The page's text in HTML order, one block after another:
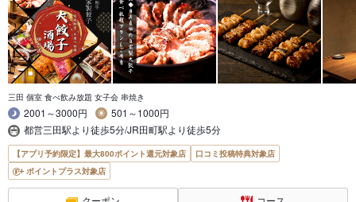
三田 個室 食べ飲み放題 女子会 串焼き
2001～3000円
501～1000円
都営三田駅より徒歩5分/JR田町駅より徒歩5分
【アプリ予約限定】最大800ポイント還元対象店
口コミ投稿特典対象店
ポイントプラス対象店